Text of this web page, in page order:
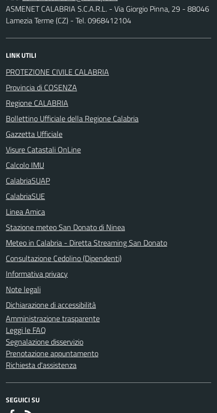
ASMENET CALABRIA S.C.A.R.L. - Via Giorgio Pinna, 29 - 88046
Lamezia Terme (CZ) - Tel. 0968412104
LINK UTILI
PROTEZIONE CIVILE CALABRIA
Provincia di COSENZA
Regione CALABRIA
Bollettino Ufficiale della Regione Calabria
Gazzetta Ufficiale
Visure Catastali OnLine
Calcolo IMU
CalabriaSUAP
CalabriaSUE
Linea Amica
Stazione meteo San Donato di Ninea
Meteo in Calabria - Diretta Streaming San Donato
Consultazione Cedolino (Dipendenti)
Informativa privacy
Note legali
Dichiarazione di accessibilità
Amministrazione trasparente
Leggi le FAQ
Segnalazione disservizio
Prenotazione appuntamento
Richiesta d'assistenza
SEGUICI SU